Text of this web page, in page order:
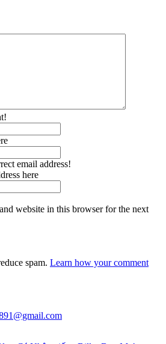
email address!
here
website in this browser for the next
spam. Learn how your comment